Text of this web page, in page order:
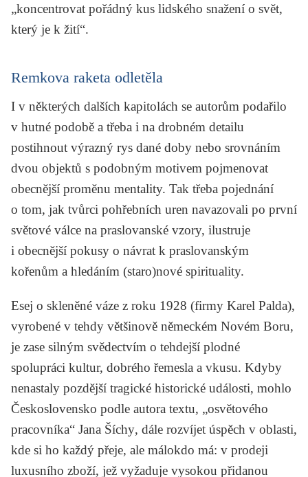
„koncentrovat pořádný kus lidského snažení o svět,
který je k žití“.
Remkova raketa odletěla
I v některých dalších kapitolách se autorům podařilo
v hutné podobě a třeba i na drobném detailu
postihnout výrazný rys dané doby nebo srovnáním
dvou objektů s podobným motivem pojmenovat
obecnější proměnu mentality. Tak třeba pojednání
o tom, jak tvůrci pohřebních uren navazovali po první
světové válce na praslovanské vzory, ilustruje
i obecnější pokusy o návrat k praslovanským
kořenům a hledáním (staro)nové spirituality.
Esej o skleněné váze z roku 1928 (firmy Karel Palda),
vyrobené v tehdy většinově německém Novém Boru,
je zase silným svědectvím o tehdejší plodné
spolupráci kultur, dobrého řemesla a vkusu. Kdyby
nenastaly pozdější tragické historické události, mohlo
Československo podle autora textu, „osvětového
pracovníka“ Jana Šíchy, dále rozvíjet úspěch v oblasti,
kde si ho každý přeje, ale málokdo má: v prodeji
luxusního zboží, jež vyžaduje vysokou přidanou